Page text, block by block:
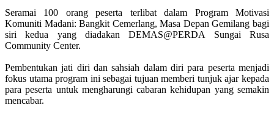
Seramai 100 orang peserta terlibat dalam Program Motivasi
Komuniti Madani: Bangkit Cemerlang, Masa Depan Gemilang bagi
siri kedua yang diadakan DEMAS@PERDA Sungai Rusa
Community Center.
Pembentukan jati diri dan sahsiah dalam diri para peserta menjadi
fokus utama program ini sebagai tujuan memberi tunjuk ajar kepada
para peserta untuk mengharungi cabaran kehidupan yang semakin
mencabar.